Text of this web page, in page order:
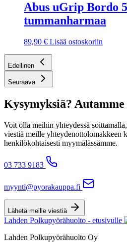
Abus uGrip Bordo
tummanharmaa
89,90 € Lisää ostoskoriin
Edellinen
Seuraava
Kysymyksiä?
Voit olla meihin yhteydessä
viestiä meille yhteydenottolomakkeen
henkilökohtaisesti myymälässämme.
03 733 9183
myynti@pyorakauppa.fi
Lähetä meille viestiä
Lahden Polkupyörähuolto - etusivulle
Lahden Polkupyörähuolto Oy